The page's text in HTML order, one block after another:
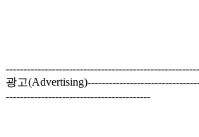
광고
-----------------------------------------